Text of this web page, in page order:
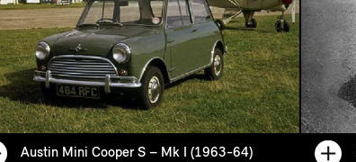
Austin Mini Cooper S – Mk I (1963-64)